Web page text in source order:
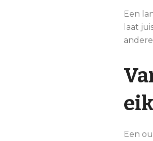
Een
laat
Een